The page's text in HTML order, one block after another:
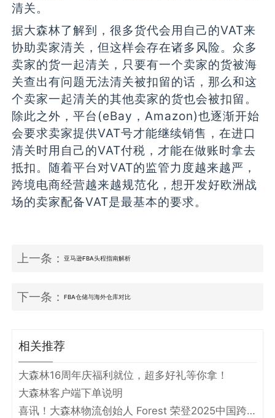
清关。
据大森林了解到，很多货代会用自己的VAT来
协助卖家清关，但这样会存在诸多风险。众多
卖家的货一起清关，只要有一个卖家的货被海
关查出有问题无法清关被扣留的话，那么和这
个卖家一起清关的其他卖家的货也会被扣留。
除此之外，平台(eBay，Amazon)也逐渐开始
会要求卖家提供VAT号才能继续销售，在进口
清关时用自己的VAT付税，才能在做账时拿去
抵扣。随着平台对VAT的监管力度越来越严，
跨境电商经营越来越规范化，想开发好欧洲战
场的卖家配备VAT是最基本的要求。
上一条：亚马逊FBA头程指南解析
下一条：FBA仓储与海外仓库对比
相关推荐
大森林16周年庆福利就位，超多好礼等你拿！
大森林客户端下单说明
喜讯！大森林物流创始人 Forest 荣登2025中国跨境电商物流名人堂！